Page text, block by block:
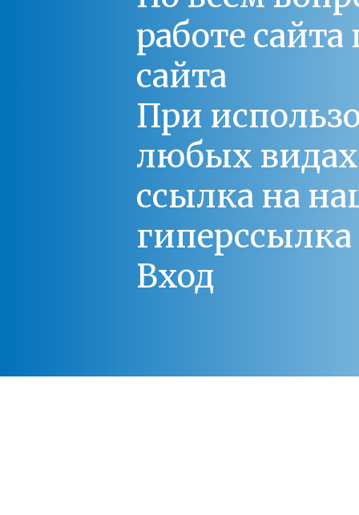
работе
сайта
При
любых
ссылка на
Вход